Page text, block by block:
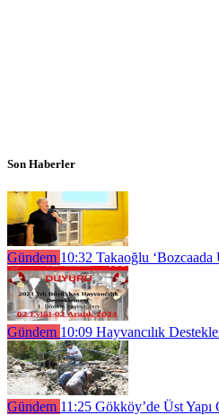
Son Haberler
Gündem 10:32 Takaoğlu
Gündem 10:09 Hayvancılık
Gündem 11:25 Gökköy’de Üst Yapı